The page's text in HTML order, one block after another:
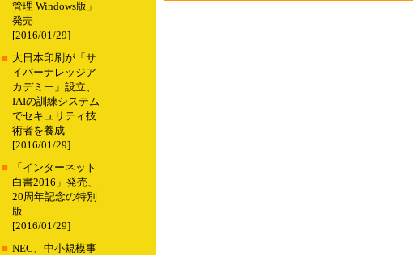
管理 Windows版」
発売
[2016/01/29]
■ 大日本印刷が「サ
イバーナレッジア
カデミー」設立、
IAIの訓練システム
でセキュリティ技
術者を養成
[2016/01/29]
■
「インターネット
白書2016」発売、
20周年記念の特別
版
[2016/01/29]
■ NEC、中小規模事